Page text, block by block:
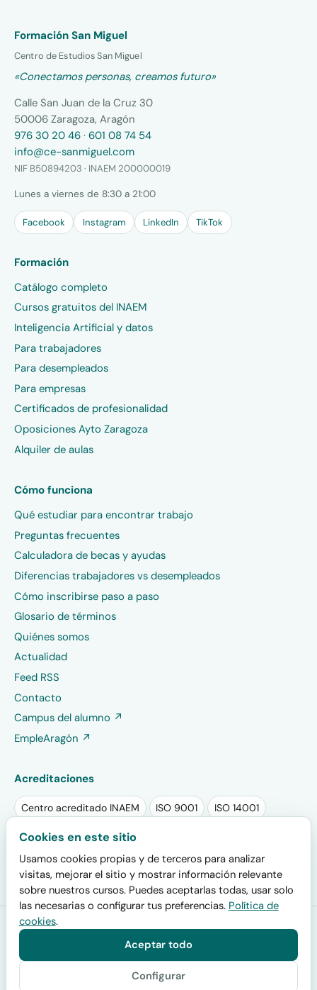
Formación San Miguel
Centro de Estudios San Miguel
«Conectamos personas, creamos futuro»
Calle San Juan de la Cruz 30
50006 Zaragoza, Aragón
976 30 20 46 · 601 08 74 54
info@ce-sanmiguel.com
NIF B50894203 · INAEM 200000019
Lunes a viernes de 8:30 a 21:00
Facebook Instagram LinkedIn TikTok
Formación
Catálogo completo
Cursos gratuitos del INAEM
Inteligencia Artificial y datos
Para trabajadores
Para desempleados
Para empresas
Certificados de profesionalidad
Oposiciones Ayto Zaragoza
Alquiler de aulas
Cómo funciona
Qué estudiar para encontrar trabajo
Preguntas frecuentes
Calculadora de becas y ayudas
Diferencias trabajadores vs desempleados
Cómo inscribirse paso a paso
Glosario de términos
Quiénes somos
Actualidad
Feed RSS
Contacto
Campus del alumno ↗
EmpleAragón ↗
Acreditaciones
Centro acreditado INAEM ISO 9001 ISO 14001
Sello RSA PLUS 2025 Sello EFR
Plan de igualdad registrado
Formación San Miguel· Centro acreditado por el INAEM (código
de centro colaborador 200000019) y por el SEPE para impartir
certificados de profesionalidad oficiales · Calle San Juan de la
Cruz 30, 50006 Zaragoza · Desde 2001.
Cookies en este sitio
Usamos cookies propias y de terceros para analizar
visitas, mejorar el sitio y mostrar información relevante
sobre nuestros cursos. Puedes aceptarlas todas, usar solo
las necesarias o configurar tus preferencias. Política de
cookies.
Configurar
Aceptar todo